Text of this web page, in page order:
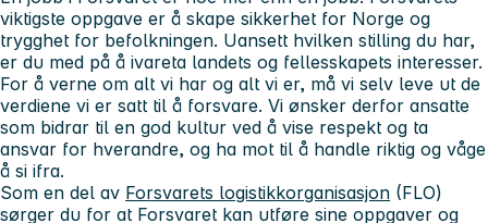
viktigste oppgave er å skape sikkerhet for Norge og
trygghet for befolkningen. Uansett hvilken stilling du har,
er du med på å ivareta landets og fellesskapets interesser.
For å verne om alt vi har og alt vi er, må vi selv leve ut de
verdiene vi er satt til å forsvare. Vi ønsker derfor ansatte
som bidrar til en god kultur ved å vise respekt og ta
ansvar for hverandre, og ha mot til å handle riktig og våge
å si ifra.
Som en del av Forsvarets logistikkorganisasjon (FLO)
sørger du for at Forsvaret kan utføre sine oppgaver og